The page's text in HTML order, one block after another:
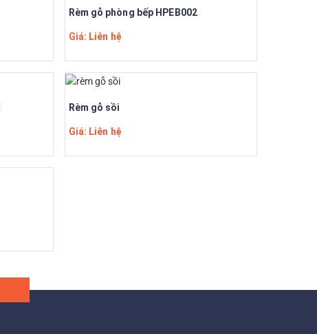
Rèm gỗ phòng bếp HPEB002
Giá: Liên hệ
Rèm gỗ sồi
Giá: Liên hệ